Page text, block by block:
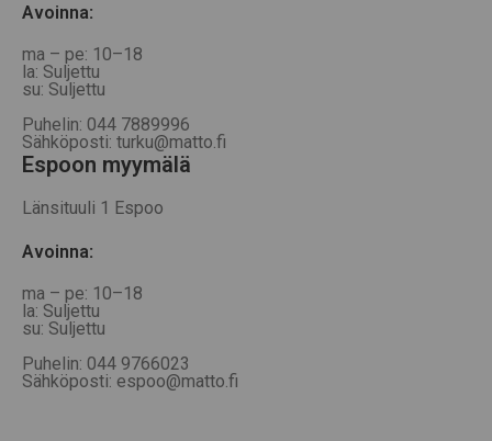
Avoinna:
ma – pe: 10–18
la: Suljettu
su: Suljettu
Puhelin: 044 7889996
Sähköposti: turku@matto.fi
Espoon myymälä
Länsituuli 1 Espoo
Avoinna:
ma – pe: 10–18
la: Suljettu
su: Suljettu
Puhelin: 044 9766023
Sähköposti: espoo@matto.fi